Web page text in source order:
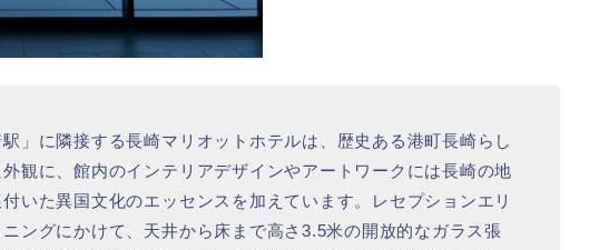
」に隣接する長崎マリオットホテルは、歴史ある港町長崎らし
観に、館内のインテリアデザインやアートワークには長崎の地
いた異国文化のエッセンスを加えています。レセプションエリ
ングにかけて、天井から床まで高さ3.5米の開放的なガラス張